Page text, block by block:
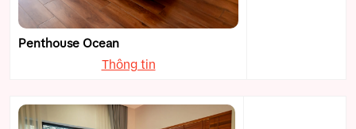
Penthouse Ocean
Thông tin